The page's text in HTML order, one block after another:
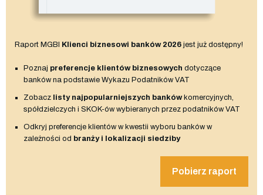
Raport MGBI Klienci biznesowi banków 2026 jest już dostępny!
Poznaj preferencje klientów biznesowych dotyczące
banków na podstawie Wykazu Podatników VAT
Zobacz listy najpopularniejszych bankówkomercyjnych,
spółdzielczych i SKOK-ów wybieranych przez podatników VAT
Odkryj preferencje klientów w kwestii wyboru banków w
zależności od branży i lokalizacji siedziby
Pobierz raport